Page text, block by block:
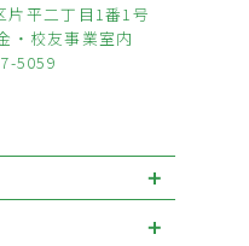
片平二丁目1番1号
・校友事業室内
5059